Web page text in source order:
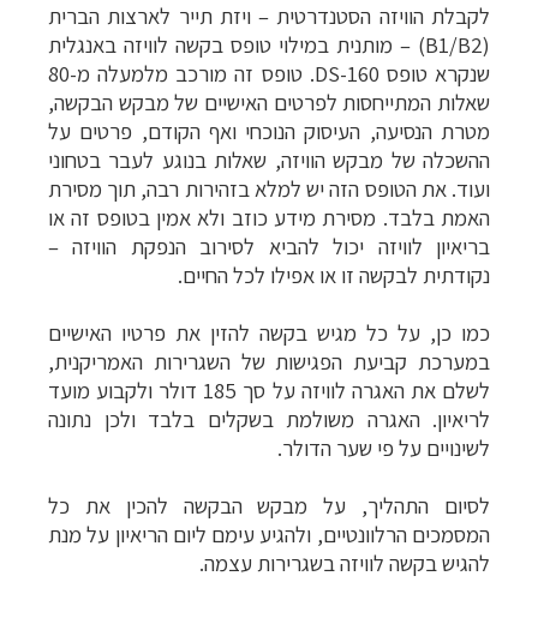
לקבלת הוויזה הסטנדרטית – ויזת תייר לארצות הברית
(B1/B2)
– מותנית במילוי טופס בקשה לוויזה באנגלית
שנקרא טופס DS-160.
טופס זה מורכב מלמעלה מ-80
שאלות המתייחסות לפרטים האישיים של מבקש הבקשה,
מטרת הנסיעה, העיסוק הנוכחי ואף הקודם, פרטים על
ההשכלה של מבקש הוויזה, שאלות בנוגע לעבר בטחוני
ועוד. את הטופס הזה יש למלא בזהירות רבה, תוך מסירת
האמת בלבד. מסירת מידע כוזב ולא אמין בטופס זה או
בריאיון לוויזה יכול להביא לסירוב הנפקת הוויזה –
נקודתית לבקשה זו או אפילו לכל החיים.
כמו כן, על כל מגיש בקשה להזין את פרטיו האישיים
במערכת קביעת הפגישות של השגרירות האמריקנית,
לשלם את האגרה לוויזה על סך 185 דולר ולקבוע מועד
לריאיון. האגרה משולמת בשקלים בלבד ולכן נתונה
לשינויים על פי שער הדולר.
לסיום התהליך, על מבקש הבקשה להכין את כל
המסמכים הרלוונטיים, ולהגיע עימם ליום הריאיון על מנת
להגיש בקשה לוויזה בשגרירות עצמה.